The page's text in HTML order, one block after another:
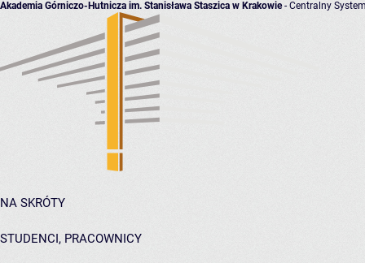
Akademia Górniczo-Hutnicza im. Stanisława Staszica w Krakowie- Centralny
NA SKRÓTY
STUDENCI, PRACOWNICY